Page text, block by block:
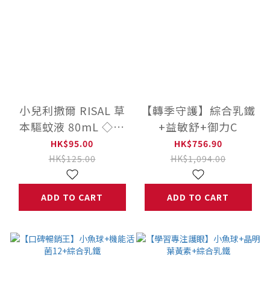
小兒利撒爾 RISAL 草
本驅蚊液 80mL ◇草
本驅離蚊蟲◇
HK$95.00
HK$125.00
ADD TO CART
【轉季守護】綜合乳鐵
+益敏舒+御力C
HK$756.90
HK$1,094.00
ADD TO CART